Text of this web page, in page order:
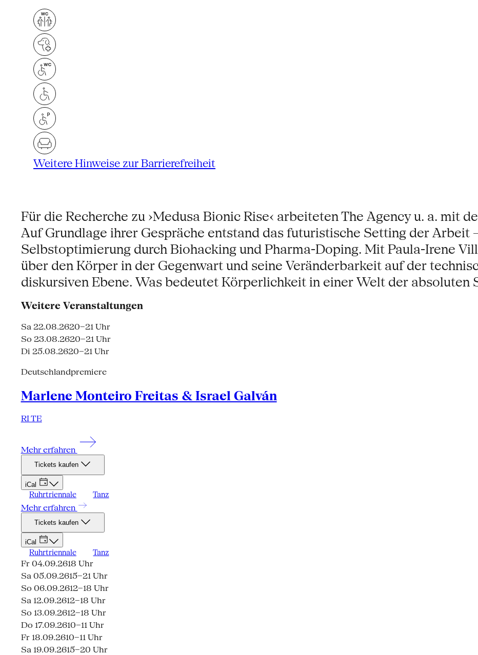
Weitere Hinweise zur Barrierefreiheit
Für die Recherche zu ›Medusa Bionic Rise‹ arbeiteten The Agency u. a. mit
Auf Grundlage ihrer Gespräche entstand das futuristische Setting der Arbeit
Selbstoptimierung durch Biohacking und Pharma-Doping. Mit Paula-Irene
über den Körper in der Gegenwart und seine Veränderbarkeit auf der
diskursiven Ebene. Was bedeutet Körperlichkeit in einer Welt der absoluten
Weitere Veranstaltungen
Sa 22.08.2620–21 Uhr
So 23.08.2620–21 Uhr
Di 25.08.2620–21 Uhr
Deutschlandpremiere
Marlene Monteiro Freitas & Israel Galván
RI TE
Mehr erfahren
Tickets kaufen
iCal
Ruhrtriennale Tanz
Mehr erfahren
Tickets kaufen
iCal
Ruhrtriennale Tanz
Fr 04.09.2618 Uhr
Sa 05.09.2615–21 Uhr
So 06.09.2612–18 Uhr
Sa 12.09.2612–18 Uhr
So 13.09.2612–18 Uhr
Do 17.09.2610–11 Uhr
Fr 18.09.2610–11 Uhr
Sa 19.09.2615–20 Uhr